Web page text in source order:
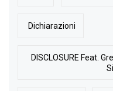
Dichiarazioni
DISCLOSURE Feat.